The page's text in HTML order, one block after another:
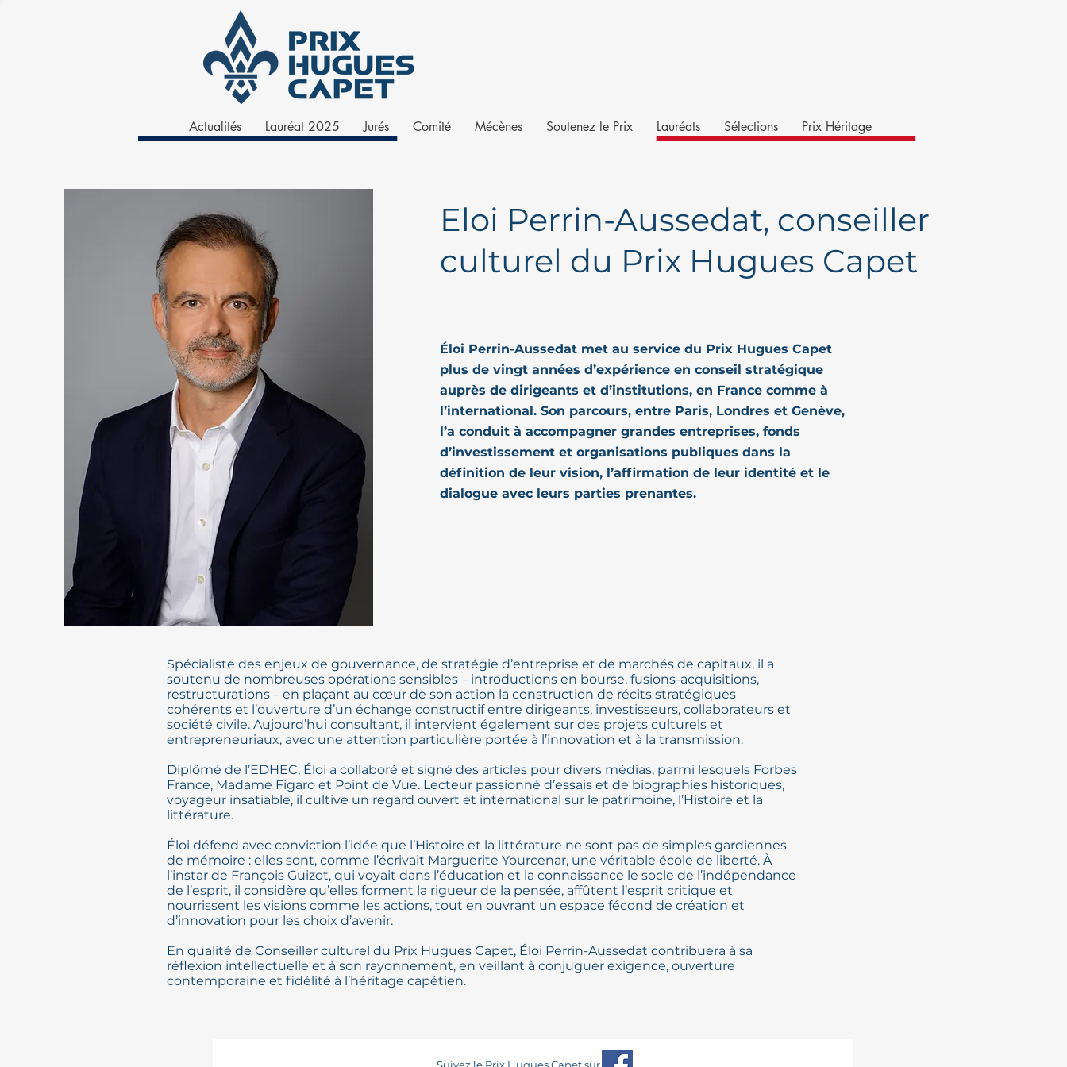
Actualités Lauréat 2025 Jurés Comité Mécènes Soutenez le Prix Lauréats Sélections Prix Héritage
Eloi Perrin-Aussedat, conseiller
culturel du Prix Hugues Capet
Éloi Perrin-Aussedat met au service du Prix Hugues Capet
plus de vingt années d’expérience en conseil stratégique
auprès de dirigeants et d’institutions, en France comme à
l’international. Son parcours, entre Paris, Londres et Genève,
l’a conduit à accompagner grandes entreprises, fonds
d’investissement et organisations publiques dans la
définition de leur vision, l’affirmation de leur identité et le
dialogue avec leurs parties prenantes.
Spécialiste des enjeux de gouvernance, de stratégie d’entreprise et de marchés de capitaux, il a
soutenu de nombreuses opérations sensibles – introductions en bourse, fusions-acquisitions,
restructurations – en plaçant au cœur de son action la construction de récits stratégiques
cohérents et l’ouverture d’un échange constructif entre dirigeants, investisseurs, collaborateurs et
société civile. Aujourd’hui consultant, il intervient également sur des projets culturels et
entrepreneuriaux, avec une attention particulière portée à l’innovation et à la transmission.
Diplômé de l’EDHEC, Éloi a collaboré et signé des articles pour divers médias, parmi lesquels Forbes
France, Madame Figaro et Point de Vue. Lecteur passionné d’essais et de biographies historiques,
voyageur insatiable, il cultive un regard ouvert et international sur le patrimoine, l’Histoire et la
littérature.
Éloi défend avec conviction l’idée que l’Histoire et la littérature ne sont pas de simples gardiennes
de mémoire : elles sont, comme l’écrivait Marguerite Yourcenar, une véritable école de liberté. À
l’instar de François Guizot, qui voyait dans l’éducation et la connaissance le socle de l’indépendance
de l’esprit, il considère qu’elles forment la rigueur de la pensée, affûtent l’esprit critique et
nourrissent les visions comme les actions, tout en ouvrant un espace fécond de création et
d’innovation pour les choix d’avenir.
En qualité de Conseiller culturel du Prix Hugues Capet, Éloi Perrin-Aussedat contribuera à sa
réflexion intellectuelle et à son rayonnement, en veillant à conjuguer exigence, ouverture
contemporaine et fidélité à l’héritage capétien.